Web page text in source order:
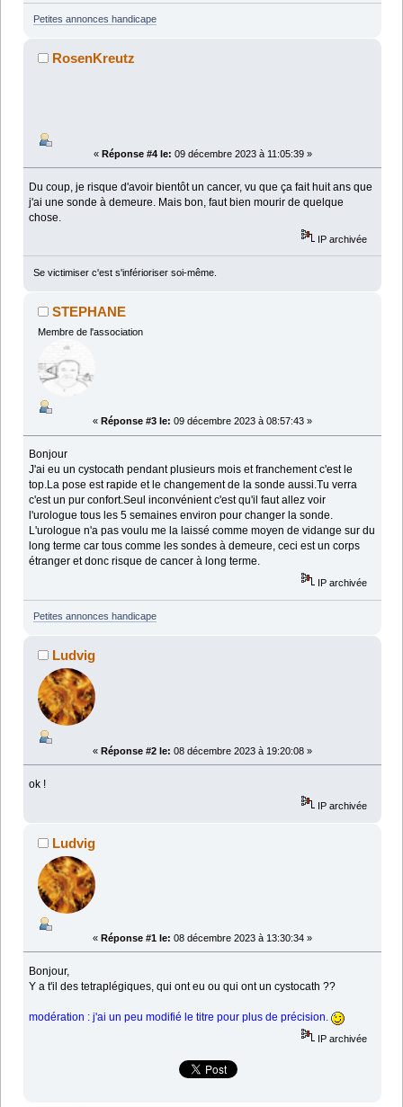
Petites annonces handicape
RosenKreutz
« Réponse #4 le: 09 décembre 2023 à 11:05:39 »
Du coup, je risque d'avoir bientôt un cancer, vu que ça fait huit ans que
j'ai une sonde à demeure. Mais bon, faut bien mourir de quelque
chose.
IP archivée
Se victimiser c'est s'inférioriser soi-même.
STEPHANE
Membre de l'association
« Réponse #3 le: 09 décembre 2023 à 08:57:43 »
Bonjour
J'ai eu un cystocath pendant plusieurs mois et franchement c'est le
top.La pose est rapide et le changement de la sonde aussi.Tu verra
c'est un pur confort.Seul inconvénient c'est qu'il faut allez voir
l'urologue tous les 5 semaines environ pour changer la sonde.
L'urologue n'a pas voulu me la laissé comme moyen de vidange sur du
long terme car tous comme les sondes à demeure, ceci est un corps
étranger et donc risque de cancer à long terme.
IP archivée
Petites annonces handicape
Ludvig
« Réponse #2 le: 08 décembre 2023 à 19:20:08 »
ok !
IP archivée
Ludvig
« Réponse #1 le: 08 décembre 2023 à 13:30:34 »
Bonjour,
Y a t'il des tetraplégiques, qui ont eu ou qui ont un cystocath ??
modération : j'ai un peu modifié le titre pour plus de précision.
IP archivée